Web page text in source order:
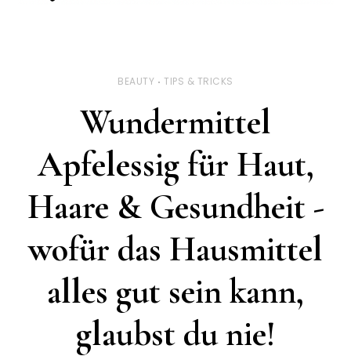
BEAUTY TIPS & TRICKS
Wundermittel
Apfelessig für Haut,
Haare & Gesundheit -
wofür das Hausmittel
alles gut sein kann,
glaubst du nie!